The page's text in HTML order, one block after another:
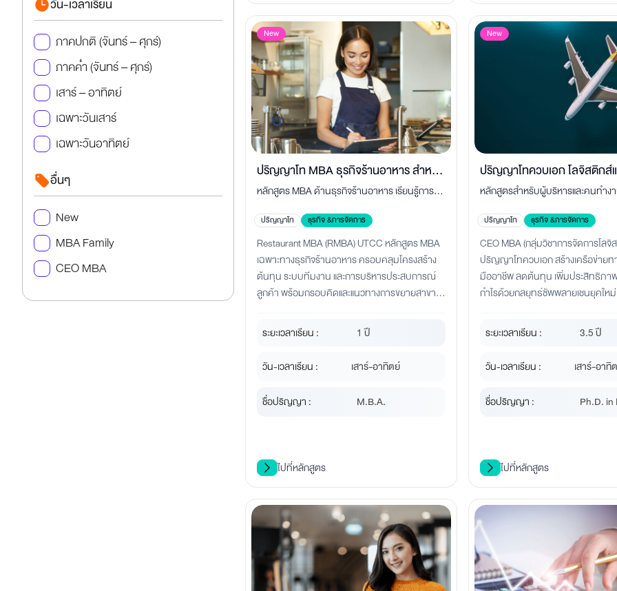
วัน-เวลาเรียน
ภาคปกติ (จันทร์ – ศุกร์)
ภาคค่ำ (จันทร์ – ศุกร์)
เสาร์ – อาทิตย์
เฉพาะวันเสาร์
เฉพาะวันอาทิตย์
อื่นๆ
New
MBA Family
CEO MBA
New
ปริญญาโท MBA ธุรกิจร้านอาหาร สำหรับ
เจ้าของร้านและผู้บริหาร
หลักสูตร MBA ด้านธุรกิจร้านอาหาร เรียนรู้การ
บริหารร้านอาหาร ต้นทุน ทีมงาน การตลาด และ
การขยายสาขา จากผู้เชี่ยวชาญตัวจริง พร้อมต่อย
อดสู่เจ้าของธุรกิจมืออาชีพ
ปริญญาโท ธุรกิจ &การจัดการ
Restaurant MBA (RMBA) UTCC หลักสูตร MBA
เฉพาะทางธุรกิจร้านอาหาร ครอบคลุมโครงสร้าง
ต้นทุน ระบบทีมงาน และการบริหารประสบการณ์
ลูกค้า พร้อมกรอบคิดและแนวทางการขยายสาขา
ระยะเวลาเรียน :
1 ปี
วัน-เวลาเรียน : เสาร์-อาทิตย์
ชื่อปริญญา : M.B.A.
ไปที่หลักสูตร
New
ปริญญาโทควบเอก โลจิสติกส์
บริหารธุรกิจ (Double
หลักสูตรสำหรับผู้บริหารและคนทำง
เนื่องโทควบเอก พัฒนาความเชี่ยว
กส์ ซัพพลายเชน และการบริหารธุรกิ
ปริญญาโท ธุรกิจ &การจัดการ
CEO MBA (กลุ่มวิชาการจัดการโลจิ
ปริญญาโทควบเอก สร้างเครือข่ายท
มืออาชีพ ลดต้นทุน เพิ่มประสิทธิภา
กำไรด้วยกลยุทธ์ซัพพลายเชนยุคใหม่
ระยะเวลาเรียน : 3.5 ปี
วัน-เวลาเรียน : เสาร์-อาทิ
ชื่อปริญญา : Ph.D.
ไปที่หลักสูตร